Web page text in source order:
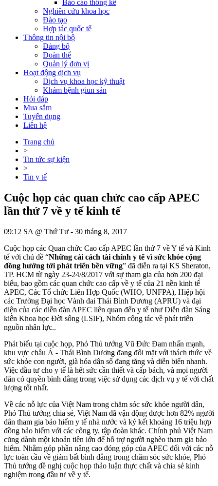
Báo cáo thống kê
Nghiên cứu khoa học
Đào tạo
Hợp tác quốc tế
Thông tin nội bộ
Đảng bộ
Đoàn thể
Quản lý đơn vị
Hoạt động dịch vụ
Dịch vụ khoa học kỹ thuật
Khám bệnh giun sán
Hỏi đáp
Mua sắm
Tuyển dụng
Liên hệ
Trang chủ
>
Tin tức sự kiện
>
Tin y tế
Cuộc họp các quan chức cao cấp APEC
lần thứ 7 về y tế kinh tế
09:12 SA @ Thứ Tư - 30 tháng 8, 2017
Cuộc họp các Quan chức Cao cấp APEC lần thứ 7 về Y tế và Kinh
tế với chủ đề “Những cải cách tài chính y tế vì sức khỏe cộng
đồng hướng tới phát triển bền vững” đã diễn ra tại KS Sheraton,
TP. HCM từ ngày 23-24/8/2017 với sự tham gia của hơn 200 đại
biểu, bao gồm các quan chức cao cấp về y tế của 21 nền kinh tế
APEC, Các Tổ chức Liên Hợp Quốc (WHO, UNFPA), Hiệp hội
các Trường Đại học Vành đai Thái Bình Dương (APRU) và đại
diện của các diễn đàn APEC liên quan đến y tế như Diễn đàn Sáng
kiến Khoa học Đời sống (LSIF), Nhóm công tác về phát triển
nguồn nhân lực..
Phát biểu tại cuộc họp, Phó Thủ tướng Vũ Đức Đam nhấn mạnh,
khu vực châu Á - Thái Bình Dương đang đối mặt với thách thức về
sức khỏe con người, già hóa dân số đang tăng và diễn biến nhanh.
Việc đầu tư cho y tế là hết sức cần thiết và cấp bách, và mọi người
dân có quyền bình đẳng trong việc sử dụng các dịch vụ y tế với chất
lượng tốt nhất.
Về các nỗ lực của Việt Nam trong chăm sóc sức khỏe người dân,
Phó Thủ tướng chia sẻ, Việt Nam đã vận động được hơn 82% người
dân tham gia bảo hiểm y tế nhà nước và ký kết khoảng 16 triệu hợp
đồng bảo hiểm với các công ty, tập đoàn khác. Chính phủ Việt Nam
cũng dành một khoản tiền lớn để hỗ trợ người nghèo tham gia bảo
hiểm. Nhằm góp phần nâng cao đóng góp của APEC đối với các nỗ
lực toàn cầu về giảm bất bình đẳng trong chăm sóc sức khỏe, Phó
Thủ tướng đề nghị cuộc họp thảo luận thực chất và chia sẻ kinh
nghiệm trong đầu tư về y tế.